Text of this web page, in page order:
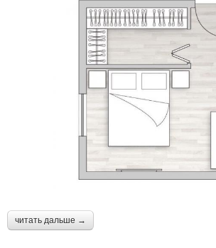
читать дальше →